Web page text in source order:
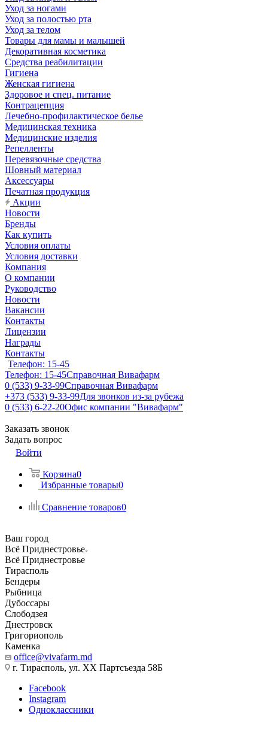
Уход за ногами
Уход за полостью рта
Уход за телом
Товары для мамы и малышей
Декоративная косметика
Средства реабилитации
Гигиена
Женская гигиена
Здоровое и спец. питание
Контрацепция
Лечебно-профилактическое белье
Медицинская техника
Медицинские изделия
Репелленты
Перевязочные средства
Шовный материал
Аксессуары
Печатная продукция
Акции
Новости
Бренды
Как купить
Условия оплаты
Условия доставки
Компания
О компании
Руководство
Новости
Вакансии
Контакты
Лицензии
Награды
Контакты
Телефон: 15-45
Телефон: 15-45Справочная Вивафарм
0 (533) 9-33-99Справочная Вивафарм
+373 (533) 9-33-99Для звонков из-за рубежа
0 (533) 6-22-20Офис компании "Вивафарм"
Заказать звонок
Задать вопрос
Войти
Корзина0
Избранные товары0
Сравнение товаров0
Ваш город
Всё Приднестровье
Всё Приднестровье
Тирасполь
Бендеры
Рыбница
Дубоссары
Слободзея
Днестровск
Григориополь
Каменка
office@vivafarm.md
г. Тирасполь, ул. ХХ Партсъезда 58Б
Facebook
Instagram
Одноклассники